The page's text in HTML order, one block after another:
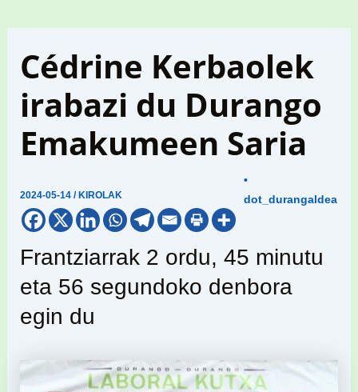
Cédrine Kerbaolek
irabazi du Durango
Emakumeen Saria
2024-05-14/ KIROLAK
•
dot_durangaldea
Frantziarrak 2 ordu, 45 minutu
eta 56 segundoko denbora
egin du